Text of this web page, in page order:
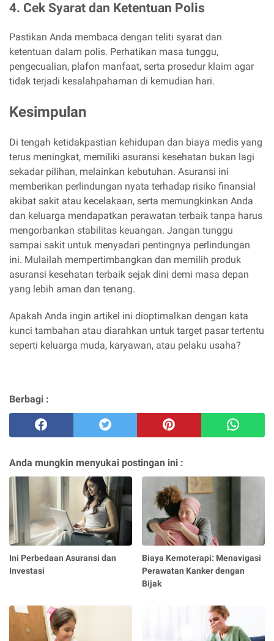
4. Cek Syarat dan Ketentuan Polis
Pastikan Anda membaca dengan teliti syarat dan
ketentuan dalam polis. Perhatikan masa tunggu,
pengecualian, plafon manfaat, serta prosedur klaim agar
tidak terjadi kesalahpahaman di kemudian hari.
Kesimpulan
Di tengah ketidakpastian kehidupan dan biaya medis yang
terus meningkat, memiliki asuransi kesehatan bukan lagi
sekadar pilihan, melainkan kebutuhan. Asuransi ini
memberikan perlindungan nyata terhadap risiko finansial
akibat sakit atau kecelakaan, serta memungkinkan Anda
dan keluarga mendapatkan perawatan terbaik tanpa harus
mengorbankan stabilitas keuangan. Jangan tunggu
sampai sakit untuk menyadari pentingnya perlindungan
ini. Mulailah mempertimbangkan dan memilih produk
asuransi kesehatan terbaik sejak dini demi masa depan
yang lebih aman dan tenang.
Apakah Anda ingin artikel ini dioptimalkan dengan kata
kunci tambahan atau diarahkan untuk target pasar tertentu
seperti keluarga muda, karyawan, atau pelaku usaha?
Berbagi :
Anda mungkin menyukai postingan ini :
Ini Perbedaan Asuransi dan
Investasi
Biaya Kemoterapi: Menavigasi
Perawatan Kanker dengan
Bijak